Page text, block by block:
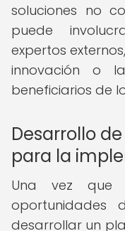
soluciones no
puede
expertos
innovación o
beneficiarios de
Desarrollo
para la
Una vez que
oportunidades
desarrollar un